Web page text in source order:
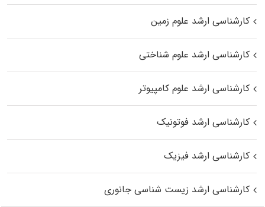
کارشناسی ارشد علوم زمین
کارشناسی ارشد علوم شناختی
کارشناسی ارشد علوم کامپیوتر
کارشناسی ارشد فوتونیک
کارشناسی ارشد فیزیک
کارشناسی ارشد زیست‌ شناسی جانوری